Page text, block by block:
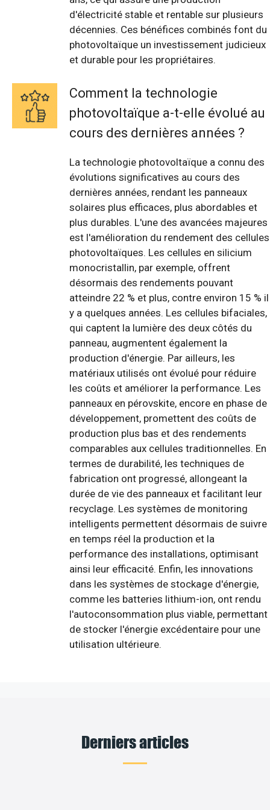
d'électricité stable et rentable sur plusieurs
décennies. Ces bénéfices combinés font du
photovoltaïque un investissement judicieux
et durable pour les propriétaires.
Comment la technologie
photovoltaïque a-t-elle évolué au
cours des dernières années ?
La technologie photovoltaïque a connu des
évolutions significatives au cours des
dernières années, rendant les panneaux
solaires plus efficaces, plus abordables et
plus durables. L'une des avancées majeures
est l'amélioration du rendement des cellules
photovoltaïques. Les cellules en silicium
monocristallin, par exemple, offrent
désormais des rendements pouvant
atteindre 22 % et plus, contre environ 15 % il
y a quelques années. Les cellules bifaciales,
qui captent la lumière des deux côtés du
panneau, augmentent également la
production d'énergie. Par ailleurs, les
matériaux utilisés ont évolué pour réduire
les coûts et améliorer la performance. Les
panneaux en pérovskite, encore en phase de
développement, promettent des coûts de
production plus bas et des rendements
comparables aux cellules traditionnelles. En
termes de durabilité, les techniques de
fabrication ont progressé, allongeant la
durée de vie des panneaux et facilitant leur
recyclage. Les systèmes de monitoring
intelligents permettent désormais de suivre
en temps réel la production et la
performance des installations, optimisant
ainsi leur efficacité. Enfin, les innovations
dans les systèmes de stockage d'énergie,
comme les batteries lithium-ion, ont rendu
l'autoconsommation plus viable, permettant
de stocker l'énergie excédentaire pour une
utilisation ultérieure.
Derniers articles